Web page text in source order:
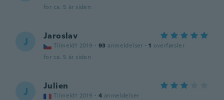
for ca. 5 år siden
J Jaroslav
Tilmeldt 2019 · 93 anmeldelser · 1 overførsler
for ca. 5 år siden
J Julien
Tilmeldt 2019 · 4 anmeldelser